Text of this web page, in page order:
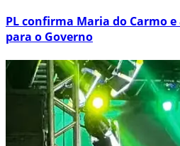
PL confirma Maria do Carmo
para o Governo